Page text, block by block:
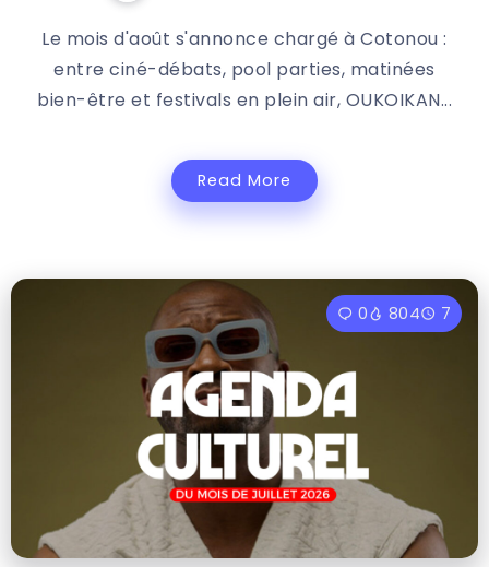
Le mois d'août s'annonce chargé à Cotonou :
entre ciné-débats, pool parties, matinées
bien-être et festivals en plein air, OUKOIKAN...
Read More
0 804 7